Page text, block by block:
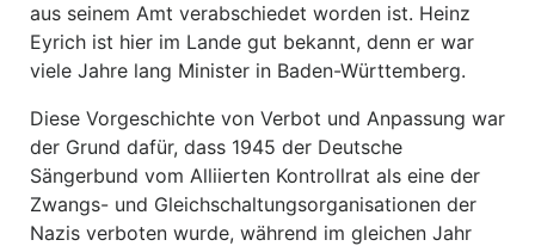
aus seinem Amt verabschiedet worden ist. Heinz
Eyrich ist hier im Lande gut bekannt, denn er war
viele Jahre lang Minister in Baden-Württemberg.
Diese Vorgeschichte von Verbot und Anpassung war
der Grund dafür, dass 1945 der Deutsche
Sängerbund vom Alliierten Kontrollrat als eine der
Zwangs- und Gleichschaltungsorganisationen der
Nazis verboten wurde, während im gleichen Jahr